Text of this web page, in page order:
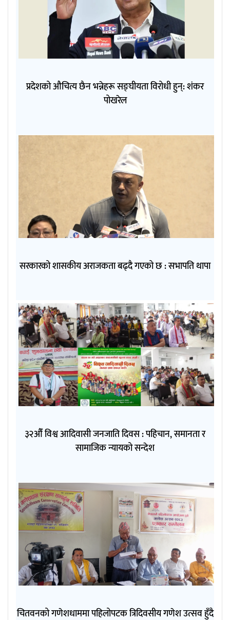
प्रदेशको औचित्य छैन भन्नेहरू सङ्घीयता विरोधी हुन्: शंकर
पोखरेल
सरकारको शासकीय अराजकता बढ्दै गएको छ : सभापति थापा
३२औँ विश्व आदिवासी जनजाति दिवस : पहिचान, समानता र
सामाजिक न्यायको सन्देश
चितवनको गणेशधाममा पहिलोपटक त्रिदिवसीय गणेश उत्सव हुँदै